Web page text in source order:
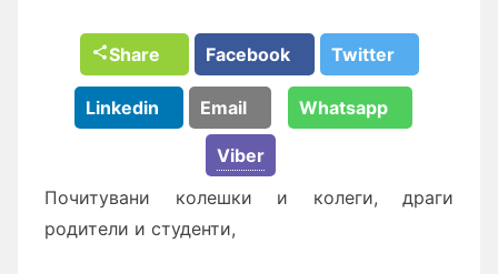
Share Facebook Twitter
Linkedin Email Whatsapp
Viber
Почитувани колешки и колеги, драги
родители и студенти,